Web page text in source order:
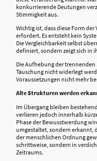
konkurrierende Deutungen
Stimmigkeit aus.
Wichtig ist, dass diese Form
erfordert. Es entsteht kein
Die Vergleichbarkeit selbst
definiert, sondern zeigt sich in
Die Aufhebung der
Täuschung nicht widerlegt
Voraussetzungen nicht mehr
Alte Strukturen werden
Im Übergang bleiben
verlieren jedoch innerhalb
Phase der Bewusstwerdung
umgestaltet, sondern erkannt,
der menschlichen Ordnung
schrittweise, sondern in
Zeitraums.